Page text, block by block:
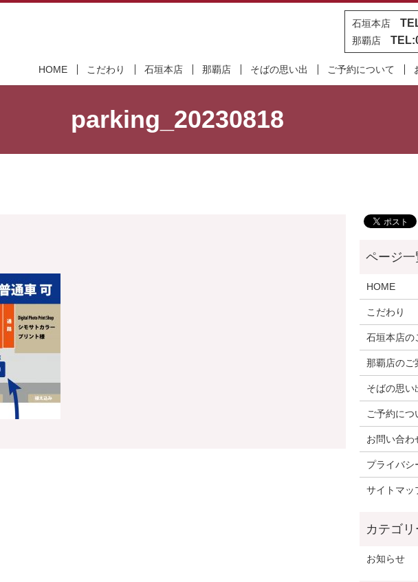
石垣本店
那覇店
HOME こだわり 石垣本店 那覇店 そばの思い出 ご予約について
parking_20230818
HOME
こだわり
石垣本店の
那覇店のご
そばの思い
ご予約につ
お問い合わ
プライバシ
サイトマッ
お知らせ